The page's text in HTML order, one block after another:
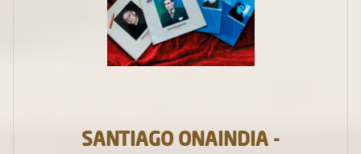
SANTIAGO ONAINDIA -